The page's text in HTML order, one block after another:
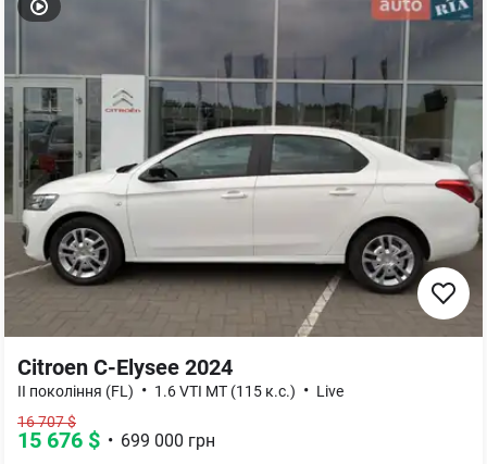
Citroen C-Elysee 2024
II покоління (FL) • 1.6 VTI MT (115 к.с.) • Live
16 707$
15 676 $ • 699 000 грн